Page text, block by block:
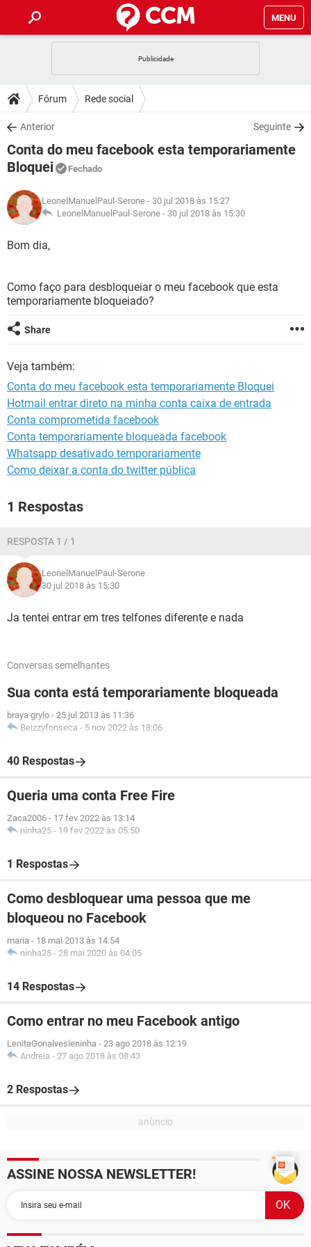
MENU
CELULAR
OUTLOOK
INSTAGRAM GMAIL
GUIA DE COMPRAS
DICAS
JOGOS
OUTLOOK
GUIA DE COMPRAS
DOWNLOADS
JOGOS WHATSAPP
CELULAR
OUTLOOK EXCEL
INSTAGRAM GMAIL
GUIA DE COMPRAS
FÓRUM
CELULAR FACEBOOK
GUIA DE COMPRAS
GLOSSÁRIO
JOGOS WHATSAPP
CELULAR
INSTAGRAM GMAIL
Fórum Rede social
Anterior Seguinte
Conta do meu facebook esta temporariamente
Bloquei
Fechado
LeonelManuelPaul-Serone - 30 jul 2018 às 15:27
LeonelManuelPaul-Serone - 30 jul 2018 às 15:30
Bom dia,
Como faço para desbloqueiar o meu facebook que esta
temporariamente bloqueiado?
Share
Veja também:
Conta do meu facebook esta temporariamente Bloquei
Hotmail entrar direto na minha conta caixa de entrada
Conta comprometida facebook
Conta temporariamente bloqueada facebook
Whatsapp desativado temporariamente
Como deixar a conta do twitter pública
1 Respostas
RESPOSTA 1 / 1
LeonelManuelPaul-Serone
30 jul 2018 às 15:30
Ja tentei entrar em tres telfones diferente e nada
Conversas semelhantes
Sua conta está temporariamente bloqueada
braya grylo - 25 jul 2013 às 11:36
Beizzyfonseca - 5 nov 2022 às 18:06
40 Respostas
Queria uma conta Free Fire
Zaca2006 - 17 fev 2022 às 13:14
ninha25 - 19 fev 2022 às 05:50
1 Respostas
Como desbloquear uma pessoa que me
bloqueou no Facebook
maria - 18 mai 2013 às 14:54
ninha25 - 28 mai 2020 às 04:05
14 Respostas
Como entrar no meu Facebook antigo
LenitaGonalvesleninha - 23 ago 2018 às 12:19
Andreia - 27 ago 2018 às 08:43
2 Respostas
ASSINE NOSSA NEWSLETTER!